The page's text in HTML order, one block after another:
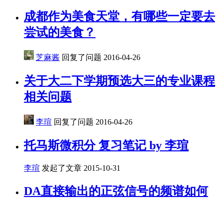
成都作为美食天堂，有哪些一定要去
尝试的美食？
芝麻酱 回复了问题 2016-04-26
关于大二下学期预选大三的专业课程
相关问题
李瑄 回复了问题 2016-04-26
托马斯微积分 复习笔记 by 李瑄
李瑄 发起了文章 2015-10-31
DA直接输出的正弦信号的频谱如何